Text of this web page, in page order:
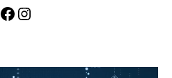
Facebook
Instagram